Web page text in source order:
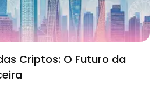
Criptos: O Futuro da